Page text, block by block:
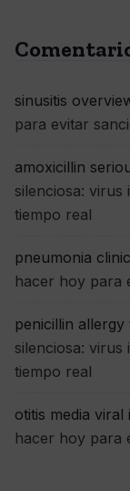
sinusitis
para evitar
amoxicillin
silenciosa:
tiempo real
pneumonia
hacer hoy para
penicillin
silenciosa:
tiempo real
otitis media viral
hacer hoy para